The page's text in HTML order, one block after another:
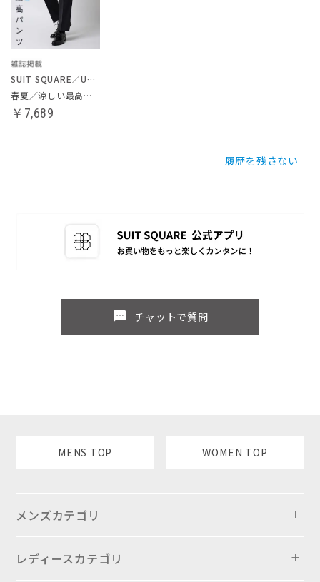
SUIT SQUARE／UNIVERSAL LANGUAGE
春夏／涼しい最高パンツ
￥7,689
履歴を残さない
sms チャットで質問
MENS TOP WOMEN TOP
メンズカテゴリ
レディースカテゴリ